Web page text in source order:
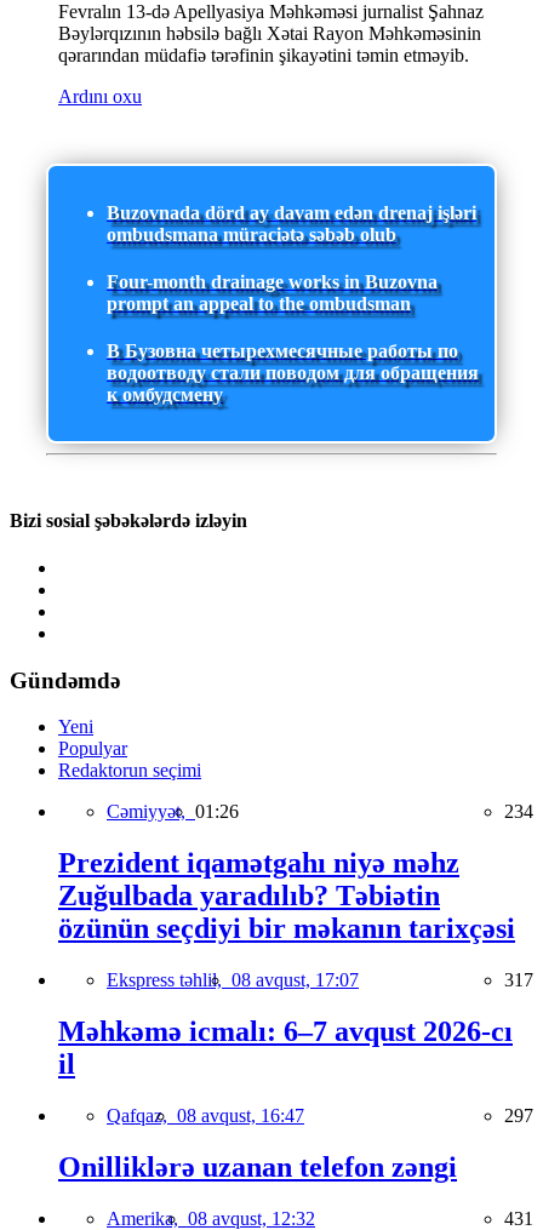
Fevralın 13-də Apellyasiya Məhkəməsi jurnalist Şahnaz
Bəylərqızının həbsilə bağlı Xətai Rayon Məhkəməsinin
qərarından müdafiə tərəfinin şikayətini təmin etməyib.
Ardını oxu
Buzovnada dörd ay davam edən drenaj işləri
ombudsmana müraciətə səbəb olub
Four-month drainage works in Buzovna
prompt an appeal to the ombudsman
В Бузовна четырехмесячные работы по
водоотводу стали поводом для обращения
к омбудсмену
Bizi sosial şəbəkələrdə izləyin
Gündəmdə
Yeni
Populyar
Redaktorun seçimi
Cəmiyyət, 01:26 234
Prezident iqamətgahı niyə məhz
Zuğulbada yaradılıb? Təbiətin
özünün seçdiyi bir məkanın tarixçəsi
Ekspress təhlil, 08 avqust, 17:07 317
Məhkəmə icmalı: 6–7 avqust 2026-cı
il
Qafqaz, 08 avqust, 16:47 297
Onilliklərə uzanan telefon zəngi
Amerika, 08 avqust, 12:32 431